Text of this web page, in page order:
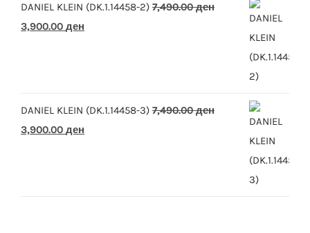
DANIEL KLEIN (DK.1.14458-2) 7,490.00ден
Original
3,900.00 ден
DANIEL KLEIN (DK.1.14458-3) 7,490.00ден
Original
3,900.00 ден